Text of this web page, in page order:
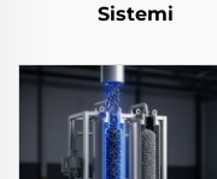
Sistemi